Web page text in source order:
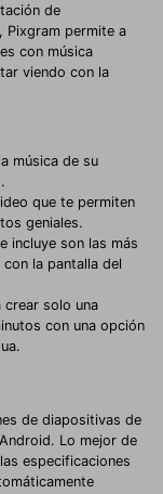
de
Pixgram permite a
con música
viendo con la
música de su
que te permiten
geniales.
incluye son las más
la pantalla del
crear solo una
con una opción
de diapositivas de
Lo mejor de
especificaciones